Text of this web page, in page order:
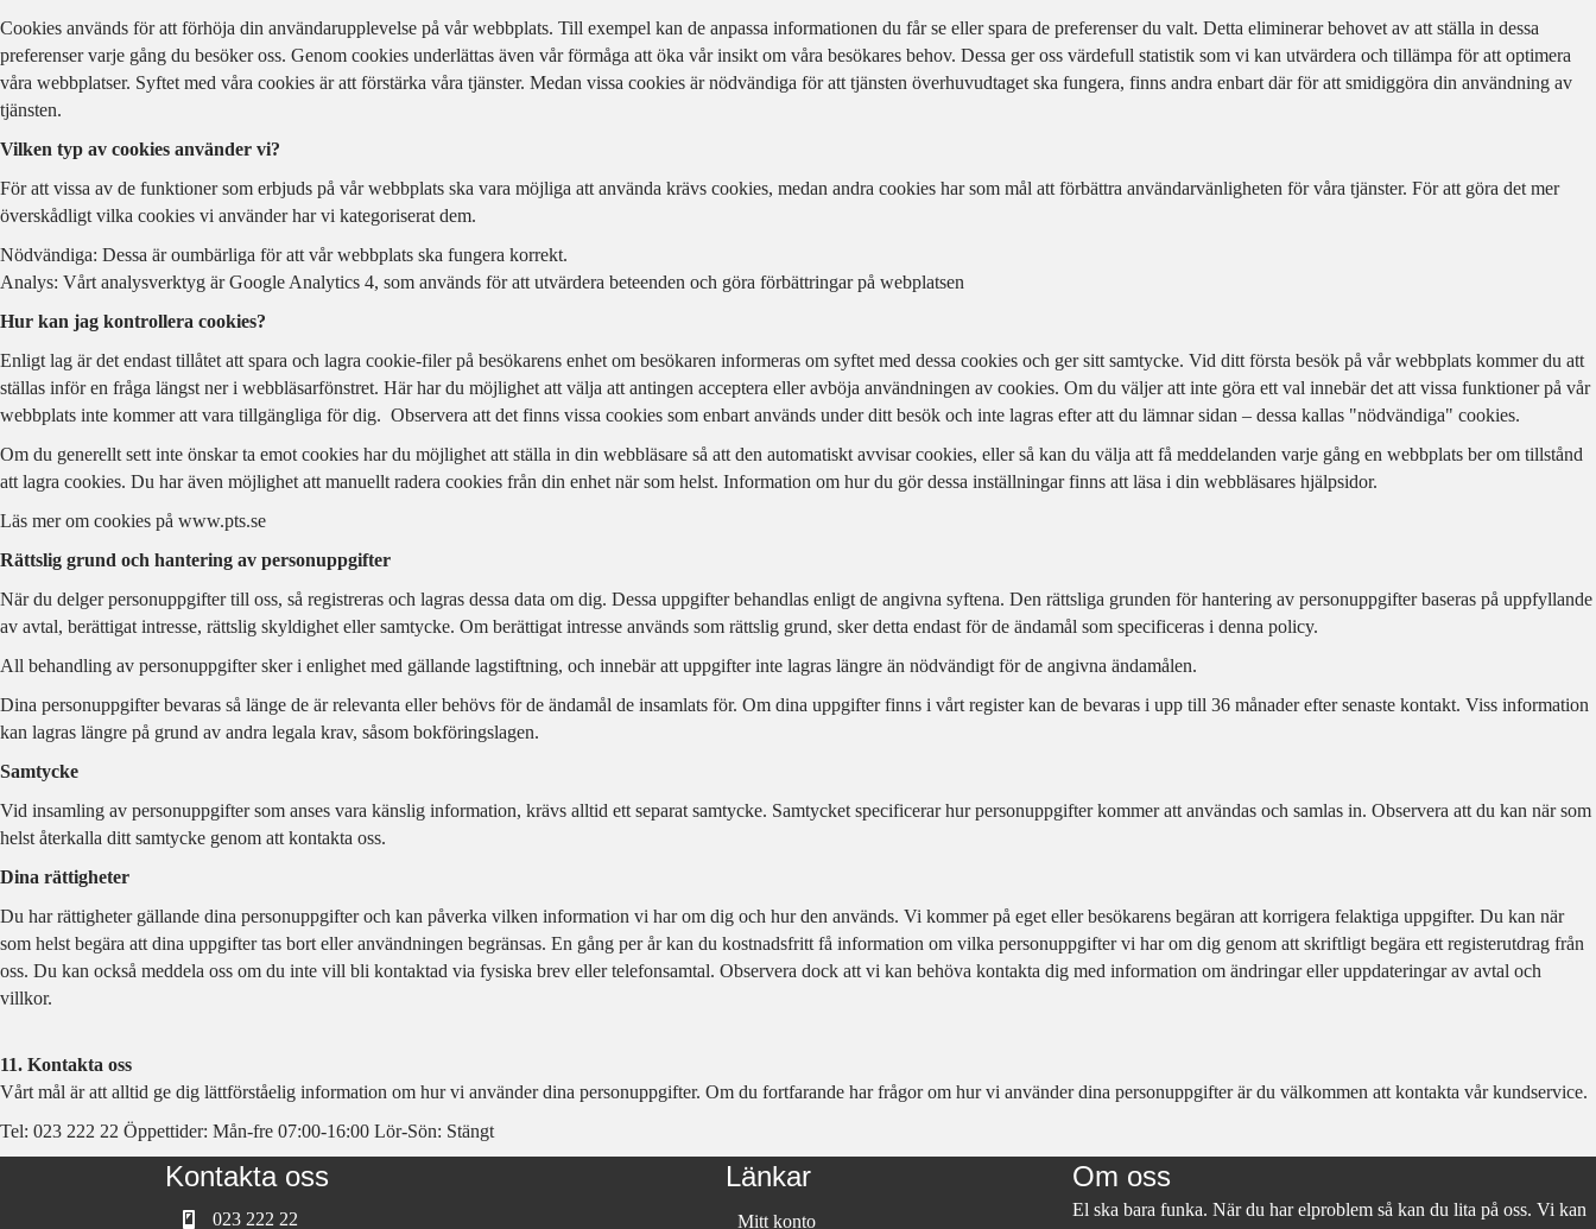
Cookies används för att förhöja din användarupplevelse på vår webbplats. Till exempel kan de anpassa informationen du får se eller spara de preferenser du valt. Detta eliminerar behovet av att ställa in dessa
preferenser varje gång du besöker oss. Genom cookies underlättas även vår förmåga att öka vår insikt om våra besökares behov. Dessa ger oss värdefull statistik som vi kan utvärdera och tillämpa för att optimera
våra webbplatser. Syftet med våra cookies är att förstärka våra tjänster. Medan vissa cookies är nödvändiga för att tjänsten överhuvudtaget ska fungera, finns andra enbart där för att smidiggöra din användning av
tjänsten.
Vilken typ av cookies använder vi?
För att vissa av de funktioner som erbjuds på vår webbplats ska vara möjliga att använda krävs cookies, medan andra cookies har som mål att förbättra användarvänligheten för våra tjänster. För att göra det mer
överskådligt vilka cookies vi använder har vi kategoriserat dem.
Nödvändiga: Dessa är oumbärliga för att vår webbplats ska fungera korrekt.
Analys: Vårt analysverktyg är Google Analytics 4, som används för att utvärdera beteenden och göra förbättringar på webplatsen
Hur kan jag kontrollera cookies?
Enligt lag är det endast tillåtet att spara och lagra cookie-filer på besökarens enhet om besökaren informeras om syftet med dessa cookies och ger sitt samtycke. Vid ditt första besök på vår webbplats kommer du att
ställas inför en fråga längst ner i webbläsarfönstret. Här har du möjlighet att välja att antingen acceptera eller avböja användningen av cookies. Om du väljer att inte göra ett val innebär det att vissa funktioner på vår
webbplats inte kommer att vara tillgängliga för dig. Observera att det finns vissa cookies som enbart används under ditt besök och inte lagras efter att du lämnar sidan – dessa kallas "nödvändiga" cookies.
Om du generellt sett inte önskar ta emot cookies har du möjlighet att ställa in din webbläsare så att den automatiskt avvisar cookies, eller så kan du välja att få meddelanden varje gång en webbplats ber om tillstånd
att lagra cookies. Du har även möjlighet att manuellt radera cookies från din enhet när som helst. Information om hur du gör dessa inställningar finns att läsa i din webbläsares hjälpsidor.
Läs mer om cookies på www.pts.se
Rättslig grund och hantering av personuppgifter
När du delger personuppgifter till oss, så registreras och lagras dessa data om dig. Dessa uppgifter behandlas enligt de angivna syftena. Den rättsliga grunden för hantering av personuppgifter baseras på uppfyllande
av avtal, berättigat intresse, rättslig skyldighet eller samtycke. Om berättigat intresse används som rättslig grund, sker detta endast för de ändamål som specificeras i denna policy.
All behandling av personuppgifter sker i enlighet med gällande lagstiftning, och innebär att uppgifter inte lagras längre än nödvändigt för de angivna ändamålen.
Dina personuppgifter bevaras så länge de är relevanta eller behövs för de ändamål de insamlats för. Om dina uppgifter finns i vårt register kan de bevaras i upp till 36 månader efter senaste kontakt. Viss information
kan lagras längre på grund av andra legala krav, såsom bokföringslagen.
Samtycke
Vid insamling av personuppgifter som anses vara känslig information, krävs alltid ett separat samtycke. Samtycket specificerar hur personuppgifter kommer att användas och samlas in. Observera att du kan när som
helst återkalla ditt samtycke genom att kontakta oss.
Dina rättigheter
Du har rättigheter gällande dina personuppgifter och kan påverka vilken information vi har om dig och hur den används. Vi kommer på eget eller besökarens begäran att korrigera felaktiga uppgifter. Du kan när
som helst begära att dina uppgifter tas bort eller användningen begränsas. En gång per år kan du kostnadsfritt få information om vilka personuppgifter vi har om dig genom att skriftligt begära ett registerutdrag från
oss. Du kan också meddela oss om du inte vill bli kontaktad via fysiska brev eller telefonsamtal. Observera dock att vi kan behöva kontakta dig med information om ändringar eller uppdateringar av avtal och
villkor.
11. Kontakta oss
Vårt mål är att alltid ge dig lättförståelig information om hur vi använder dina personuppgifter. Om du fortfarande har frågor om hur vi använder dina personuppgifter är du välkommen att kontakta vår kundservice.
Tel: 023 222 22 Öppettider: Mån-fre 07:00-16:00 Lör-Sön: Stängt
Kontakta oss
023 222 22
Länkar
Mitt konto
Om oss
El ska bara funka. När du har elproblem så kan du lita på oss. Vi kan